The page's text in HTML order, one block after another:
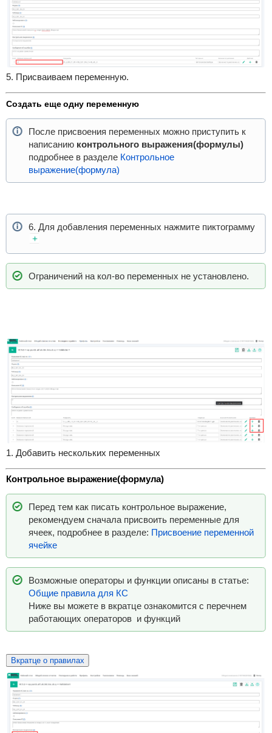
5. Присваиваем переменную.
Создать еще одну переменную
После присвоения переменных можно приступить к
написанию контрольного выражения(формулы)
подробнее в разделе Контрольное
выражение(формула)
6. Для добавления переменных нажмите пиктограмму
Ограничений на кол-во переменных не установлено.
1. Добавить нескольких переменных
Контрольное выражение(формула)
Перед тем как писать контрольное выражение,
рекомендуем сначала присвоить переменные для
ячеек, подробнее в разделе: Присвоение переменной
ячейке
Возможные операторы и функции описаны в статье:
Общие правила для КС
Ниже вы можете в вкратце ознакомится с перечнем
работающих операторов и функций
Вкратце о правилах